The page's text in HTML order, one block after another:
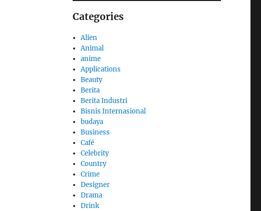
Categories
Alien
Animal
anime
Applications
Beauty
Berita
Berita Industri
Bisnis Internasional
budaya
Business
Café
Celebrity
Country
Crime
Designer
Drama
Drink